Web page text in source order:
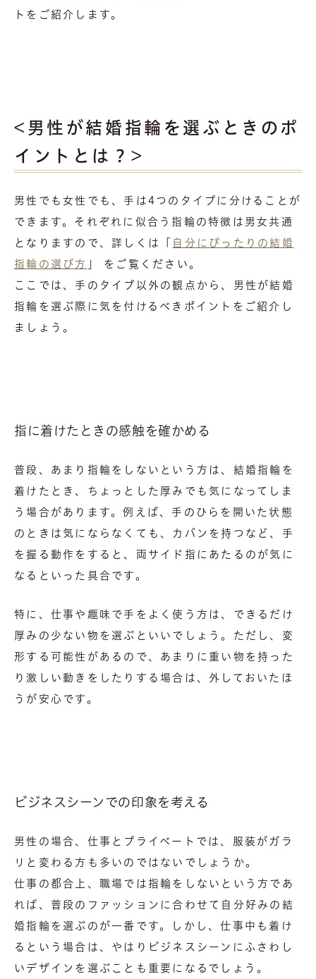
トをご紹介します。
<男性が結婚指輪を選ぶときのポ
イントとは？>
男性でも女性でも、手は4つのタイプに分けることが
できます。それぞれに似合う指輪の特徴は男女共通
となりますので、詳しくは「
自分にぴったりの結婚
指輪の選び方
」 をご覧ください。
ここでは、手のタイプ以外の観点から、男性が結婚
指輪を選ぶ際に気を付けるべきポイントをご紹介し
ましょう。
指に着けたときの感触を確かめる
普段、あまり指輪をしないという方は、結婚指輪を
着けたとき、ちょっとした厚みでも気になってしま
う場合があります。例えば、手のひらを開いた状態
のときは気にならなくても、カバンを持つなど、手
を握る動作をすると、両サイド指にあたるのが気に
なるといった具合です。
特に、仕事や趣味で手をよく使う方は、できるだけ
厚みの少ない物を選ぶといいでしょう。ただし、変
形する可能性があるので、あまりに重い物を持った
り激しい動きをしたりする場合は、外しておいたほ
うが安心です。
ビジネスシーンでの印象を考える
男性の場合、仕事とプライベートでは、服装がガラ
リと変わる方も多いのではないでしょうか。
仕事の都合上、職場では指輪をしないという方であ
れば、普段のファッションに合わせて自分好みの結
婚指輪を選ぶのが一番です。しかし、仕事中も着け
るという場合は、やはりビジネスシーンにふさわし
いデザインを選ぶことも重要になるでしょう。